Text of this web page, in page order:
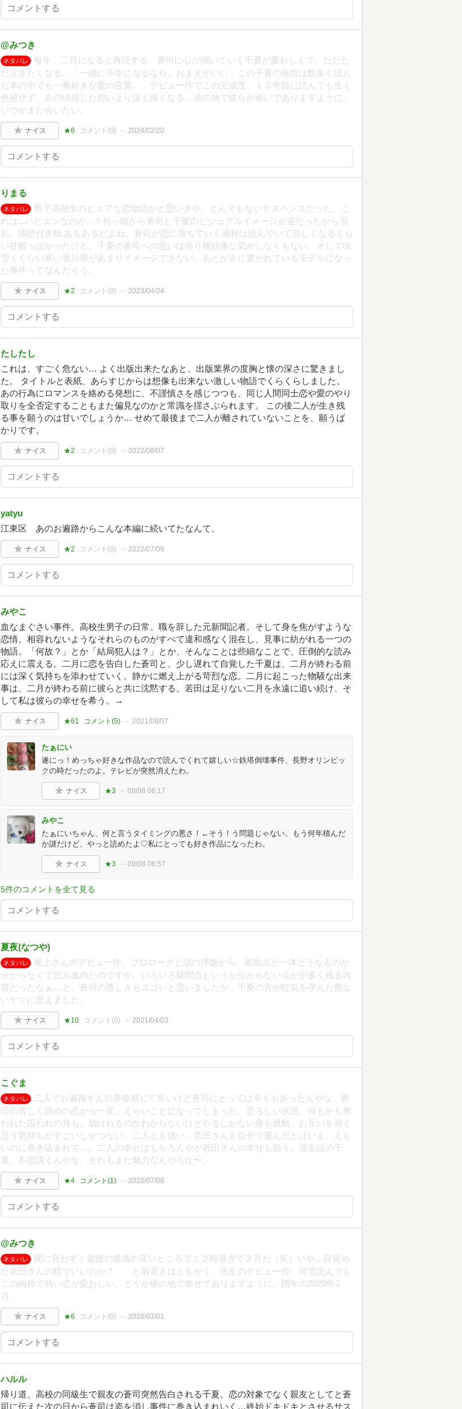
@みつき
ネタバレ
毎年、二月になると再読する。蒼司に心が傾いていく千夏が愛おしくて、ただた
だ泣きたくなる。「一緒に不幸になるなら、おまえがいい」この千夏の告白は数多く読ん
だ本の中でも一番好きな愛の言葉。 デビュー作でこの完成度、１３年目に読んでも全く
色褪せず、あの頃感じた想いより深く深くなる。彼の地で彼らが幸いでありますように。
いつかまた会いたい。
ナイス ★6 コメント(0) 2024/02/20
りまる
ネタバレ
男子高校生のピュアな恋物語かと思いきや、とんでもないサスペンスだった。こ
れは...ハピエンなのか...？初っ端から蒼司と千夏のビジュアルイメージが逆だったから混
乱。挿絵付きBLあるあるだよね。蒼司が恋に落ちていく過程は読んでいて苦しくなるくら
い甘酸っぱかったけど、千夏の蒼司への思いは吊り橋効果な気がしなくもない。そして吹
雪くくらい寒い香川県があまりイメージできない。あとがきに書かれているモデルになっ
た事件ってなんだろう。
ナイス ★2 コメント(0) 2023/04/24
たしたし
これは、すごく危ない… よく出版出来たなあと、出版業界の度胸と懐の深さに驚きまし
た。 タイトルと表紙、あらすじからは想像も出来ない激しい物語でくらくらしました。
あの行為にロマンスを絡める発想に、不謹慎さを感じつつも、同じ人間同士恋や愛のやり
取りを全否定することもまた偏見なのかと常識を揺さぶられます。 この後二人が生き残
る事を願うのは甘いでしょうか… せめて最後まで二人が離されていないことを、願うば
かりです。
ナイス ★2 コメント(0) 2022/08/07
yatyu
江東区 あのお遍路からこんな本編に続いてたなんて。
ナイス ★2 コメント(0) 2022/07/09
みやこ
血なまぐさい事件。高校生男子の日常。職を辞した元新聞記者。そして身を焦がすような
恋情。相容れないようなそれらのものがすべて違和感なく混在し、見事に紡がれる一つの
物語。「何故？」とか「結局犯人は？」とか、そんなことは些細なことで、圧倒的な読み
応えに震える。二月に恋を告白した蒼司と、少し遅れて自覚した千夏は、二月が終わる前
には深く気持ちを添わせていく。静かに燃え上がる苛烈な恋。二月に起こった物騒な出来
事は、二月が終わる前に彼らと共に沈黙する。若田は足りない二月を永遠に追い続け、そ
して私は彼らの幸せを希う。→
ナイス ★61 コメント(5) 2021/09/07
たぁにい
遂にっ！めっちゃ好きな作品なので読んでくれて嬉しい☆鉄塔倒壊事件、長野オリンピッ
クの時だったのよ。テレビが突然消えたわ。
ナイス ★3 09/08 06:17
みやこ
たぁにいちゃん、何と言うタイミングの悪さ！←そう！う問題じゃない。もう何年積んだ
か謎だけど、やっと読めたよ♡私にとっても好き作品になったわ。
ナイス ★3 09/08 06:57
5件のコメントを全て見る
夏夜(なつや)
ネタバレ
尾上さんのデビュー作。プロローグと話の序盤から、着地点が一体どうなるのか
分からなくて読み進めたのですが、いろいろ疑問点というか分からない点がが多く残る内
容だったなぁ…と。蒼司の激しさもスゴいと思いましたが、千夏の方が狂気を孕んだ危な
いヤツに思えました。
ナイス ★10 コメント(0) 2021/04/03
こぐま
ネタバレ
二人でお遍路すんの青春感じて良いけど蒼司にとっては辛くもあったんやな。蒼
司の苦しく諦めの恋から一変、えらいことになってしまった。恐ろしい状況。何もかも奪
われた囚われの身も、助けれるのかわからないけどやるしかない身も過酷。お互いを強く
思う気持ちがすごいしせつない。二人とも強い。若田さんも自分で選んだとはいえ、えら
いのに巻き込まれて…。二人の幸せはもちろんやが若田さんの幸せも願う。過去話の千
夏、不思議くんやな。それもまた魅力なんやろな〜。
ナイス ★4 コメント(1) 2020/07/08
@みつき
ネタバレ
間に合わず！最後の最後の良いところで１２時過ぎて３月だ（笑）いや…目覚め
た若田さんの様でいいのか？ と前置きはともかく。先生のデビュー作。何度読んでも
この純粋で熱い恋が愛おしい。どうか彼の地で幸せでありますように。閏年の2020年2
月。
ナイス ★6 コメント(0) 2020/03/01
ハルル
帰り道、高校の同級生で親友の蒼司突然告白される千夏。恋の対象でなく親友としてと蒼
司に伝えた次の日から蒼司は姿を消し事件に巻き込まれいく…終始ドキドキとさせるサス